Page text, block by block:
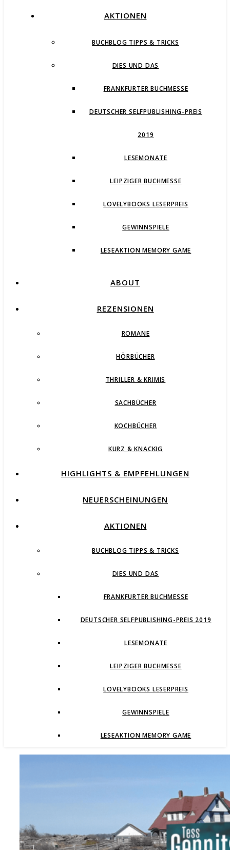
AKTIONEN
BUCHBLOG TIPPS & TRICKS
DIES UND DAS
FRANKFURTER BUCHMESSE
DEUTSCHER SELFPUBLISHING-PREIS
2019
LESEMONATE
LEIPZIGER BUCHMESSE
LOVELYBOOKS LESERPREIS
GEWINNSPIELE
LESEAKTION MEMORY GAME
ABOUT
REZENSIONEN
ROMANE
HÖRBÜCHER
THRILLER & KRIMIS
SACHBÜCHER
KOCHBÜCHER
KURZ & KNACKIG
HIGHLIGHTS & EMPFEHLUNGEN
NEUERSCHEINUNGEN
AKTIONEN
BUCHBLOG TIPPS & TRICKS
DIES UND DAS
FRANKFURTER BUCHMESSE
DEUTSCHER SELFPUBLISHING-PREIS 2019
LESEMONATE
LEIPZIGER BUCHMESSE
LOVELYBOOKS LESERPREIS
GEWINNSPIELE
LESEAKTION MEMORY GAME